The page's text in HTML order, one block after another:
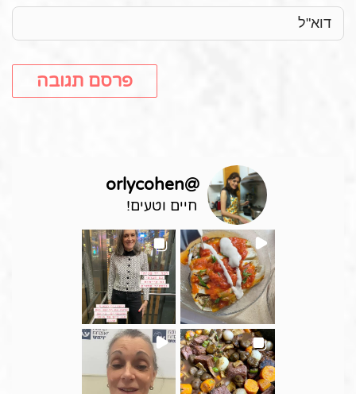
@
orlycohen
חיים וטעים!